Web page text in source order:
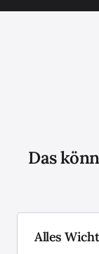
Das
Alles